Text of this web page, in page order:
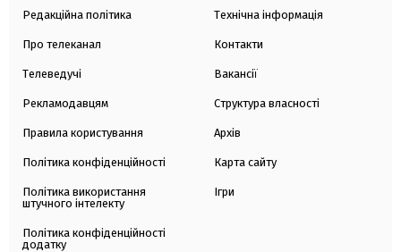
Редакційна політика
Про телеканал
Телеведучі
Рекламодавцям
Правила користування
Політика конфіденційності
Політика використання
штучного інтелекту
Політика конфіденційності
додатку
Технічна інформація
Контакти
Вакансії
Структура власності
Архів
Карта сайту
Ігри